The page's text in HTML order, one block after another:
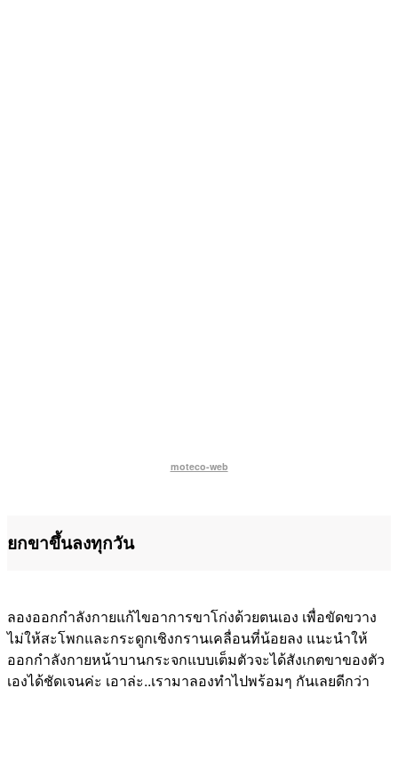
moteco-web
ยกขาขึ้นลงทุกวัน
ลองออกกำลังกายแก้ไขอาการขาโก่งด้วยตนเอง เพื่อขัดขวาง
ไม่ให้สะโพกและกระดูกเชิงกรานเคลื่อนที่น้อยลง แนะนำให้
ออกกำลังกายหน้าบานกระจกแบบเต็มตัวจะได้สังเกตขาของตัว
เองได้ชัดเจนค่ะ เอาล่ะ..เรามาลองทำไปพร้อมๆ กันเลยดีกว่า